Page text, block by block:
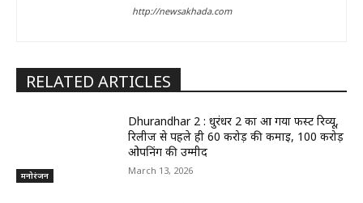
http://newsakhada.com
RELATED ARTICLES
मनोरंजन
Dhurandhar 2 : धुरंधर 2 का आ गया फर्स्ट रिव्यू,
रिलीज से पहले ही 60 करोड़ की कमाई, 100 करोड़
ओपनिंग की उम्मीद
March 13, 2026